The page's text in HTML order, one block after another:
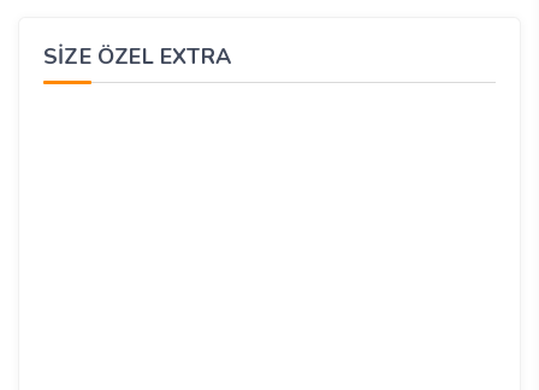
SIZE ÖZEL EXTRA